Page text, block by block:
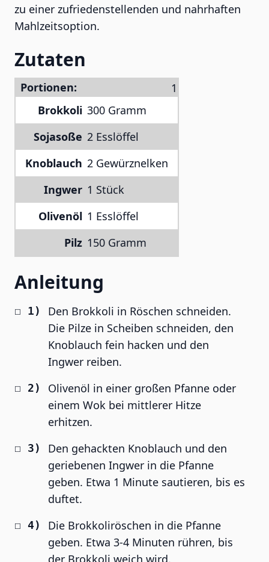
zu einer zufriedenstellenden und nahrhaften
Mahlzeitsoption.
Zutaten
Portionen:
Brokkoli 300 Gramm
Sojasoße 2 Esslöffel
Knoblauch 2 Gewürznelken
Ingwer 1 Stück
Olivenöl 1 Esslöffel
Pilz 150 Gramm
Anleitung
Den Brokkoli in Röschen schneiden.
Die Pilze in Scheiben schneiden, den
Knoblauch fein hacken und den
Ingwer reiben.
Olivenöl in einer großen Pfanne oder
einem Wok bei mittlerer Hitze
erhitzen.
Den gehackten Knoblauch und den
geriebenen Ingwer in die Pfanne
geben. Etwa 1 Minute sautieren, bis es
duftet.
Die Brokkoliröschen in die Pfanne
geben. Etwa 3-4 Minuten rühren, bis
der Brokkoli weich wird.